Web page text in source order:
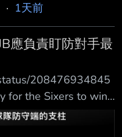
和D.Harper 各位
高一點 兩人都算
有大閘潛力 Castle體
破較流暢 缺點一樣
分 感覺Harper略
賽表現 打替補是蠻可
· 1天前
應負責盯防對手最
208476934845
for the Sixers to win
to every night take
assignment and